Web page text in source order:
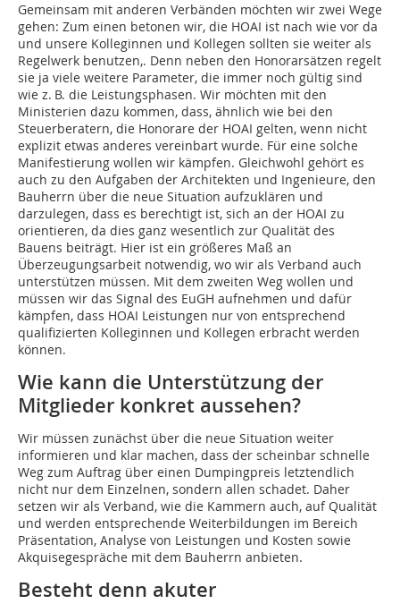
Gemeinsam mit anderen Verbänden möchten wir zwei Wege
gehen: Zum einen betonen wir, die HOAI ist nach wie vor da
und unsere Kolleginnen und Kollegen sollten sie weiter als
Regelwerk benutzen,. Denn neben den Honorarsätzen regelt
sie ja viele weitere Parameter, die immer noch gültig sind
wie z. B. die Leistungsphasen. Wir möchten mit den
Ministerien dazu kommen, dass, ähnlich wie bei den
Steuerberatern, die Honorare der HOAI gelten, wenn nicht
explizit etwas anderes vereinbart wurde. Für eine solche
Manifestierung wollen wir kämpfen. Gleichwohl gehört es
auch zu den Aufgaben der Architekten und Ingenieure, den
Bauherrn über die neue Situation aufzuklären und
darzulegen, dass es berechtigt ist, sich an der HOAI zu
orientieren, da dies ganz wesentlich zur Qualität des
Bauens beiträgt. Hier ist ein größeres Maß an
Überzeugungsarbeit notwendig, wo wir als Verband auch
unterstützen müssen. Mit dem zweiten Weg wollen und
müssen wir das Signal des EuGH aufnehmen und dafür
kämpfen, dass HOAI Leistungen nur von entsprechend
qualifizierten Kolleginnen und Kollegen erbracht werden
können.
Wie kann die Unterstützung der
Mitglieder konkret aussehen?
Wir müssen zunächst über die neue Situation weiter
informieren und klar machen, dass der scheinbar schnelle
Weg zum Auftrag über einen Dumpingpreis letztendlich
nicht nur dem Einzelnen, sondern allen schadet. Daher
setzen wir als Verband, wie die Kammern auch, auf Qualität
und werden entsprechende Weiterbildungen im Bereich
Präsentation, Analyse von Leistungen und Kosten sowie
Akquisegespräche mit dem Bauherrn anbieten.
Besteht denn akuter